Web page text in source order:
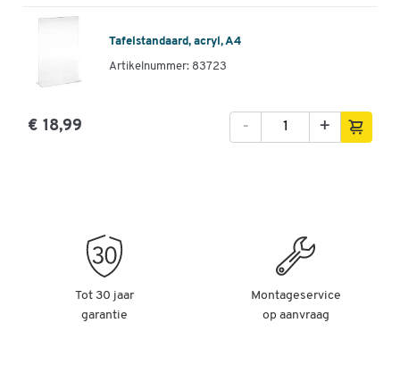
Tafelstandaard, acryl, A4
Artikelnummer: 83723
€ 18,99 +
-
Tot 30 jaar
garantie
Montageservice
op aanvraag